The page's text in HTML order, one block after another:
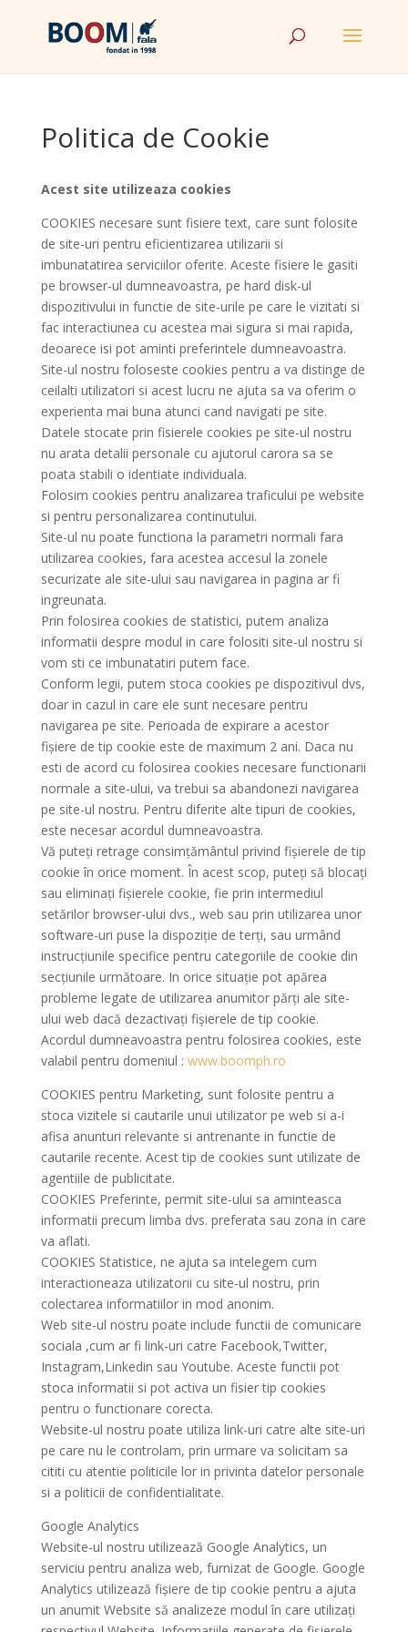
Politica de Cookie
Acest site utilizeaza cookies
COOKIES necesare sunt fisiere text, care sunt folosite
de site-uri pentru eficientizarea utilizarii si
imbunatatirea serviciilor oferite. Aceste fisiere le gasiti
pe browser-ul dumneavoastra, pe hard disk-ul
dispozitivului in functie de site-urile pe care le vizitati si
fac interactiunea cu acestea mai sigura si mai rapida,
deoarece isi pot aminti preferintele dumneavoastra.
Site-ul nostru foloseste cookies pentru a va distinge de
ceilalti utilizatori si acest lucru ne ajuta sa va oferim o
experienta mai buna atunci cand navigati pe site.
Datele stocate prin fisierele cookies pe site-ul nostru
nu arata detalii personale cu ajutorul carora sa se
poata stabili o identiate individuala.
Folosim cookies pentru analizarea traficului pe website
si pentru personalizarea continutului.
Site-ul nu poate functiona la parametri normali fara
utilizarea cookies, fara acestea accesul la zonele
securizate ale site-ului sau navigarea in pagina ar fi
ingreunata.
Prin folosirea cookies de statistici, putem analiza
informatii despre modul in care folositi site-ul nostru si
vom sti ce imbunatatiri putem face.
Conform legii, putem stoca cookies pe dispozitivul dvs,
doar in cazul in care ele sunt necesare pentru
navigarea pe site. Perioada de expirare a acestor
fișiere de tip cookie este de maximum 2 ani. Daca nu
esti de acord cu folosirea cookies necesare functionarii
normale a site-ului, va trebui sa abandonezi navigarea
pe site-ul nostru. Pentru diferite alte tipuri de cookies,
este necesar acordul dumneavoastra.
Vă puteți retrage consimțământul privind fișierele de tip
cookie în orice moment. În acest scop, puteţi să blocaţi
sau eliminaţi fişierele cookie, fie prin intermediul
setărilor browser-ului dvs., web sau prin utilizarea unor
software-uri puse la dispoziţie de terți, sau urmând
instrucţiunile specifice pentru categoriile de cookie din
secţiunile următoare. In orice situaţie pot apărea
probleme legate de utilizarea anumitor părți ale site-
ului web dacă dezactivaţi fişierele de tip cookie.
Acordul dumneavoastra pentru folosirea cookies, este
valabil pentru domeniul : www.boomph.ro
COOKIES pentru Marketing, sunt folosite pentru a
stoca vizitele si cautarile unui utilizator pe web si a-i
afisa anunturi relevante si antrenante in functie de
cautarile recente. Acest tip de cookies sunt utilizate de
agentiile de publicitate.
COOKIES Preferinte, permit site-ului sa aminteasca
informatii precum limba dvs. preferata sau zona in care
va aflati.
COOKIES Statistice, ne ajuta sa intelegem cum
interactioneaza utilizatorii cu site-ul nostru, prin
colectarea informatiilor in mod anonim.
Web site-ul nostru poate include functii de comunicare
sociala ,cum ar fi link-uri catre Facebook,Twitter,
Instagram,Linkedin sau Youtube. Aceste functii pot
stoca informatii si pot activa un fisier tip cookies
pentru o functionare corecta.
Website-ul nostru poate utiliza link-uri catre alte site-uri
pe care nu le controlam, prin urmare va solicitam sa
cititi cu atentie politicile lor in privinta datelor personale
si a politicii de confidentialitate.
Google Analytics
Website-ul nostru utilizează Google Analytics, un
serviciu pentru analiza web, furnizat de Google. Google
Analytics utilizează fișiere de tip cookie pentru a ajuta
un anumit Website să analizeze modul în care utilizați